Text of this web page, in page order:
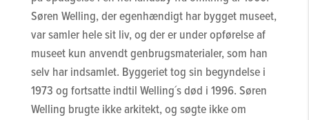
Søren Welling, der egenhændigt har bygget museet,
var samler hele sit liv, og der er under opførelse af
museet kun anvendt genbrugsmaterialer, som han
selv har indsamlet. Byggeriet tog sin begyndelse i
1973 og fortsatte indtil Welling´s død i 1996. Søren
Welling brugte ikke arkitekt, og søgte ikke om